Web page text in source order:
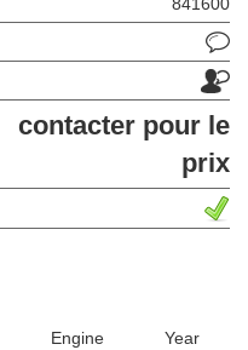
contacter pour le
prix
Engine Year